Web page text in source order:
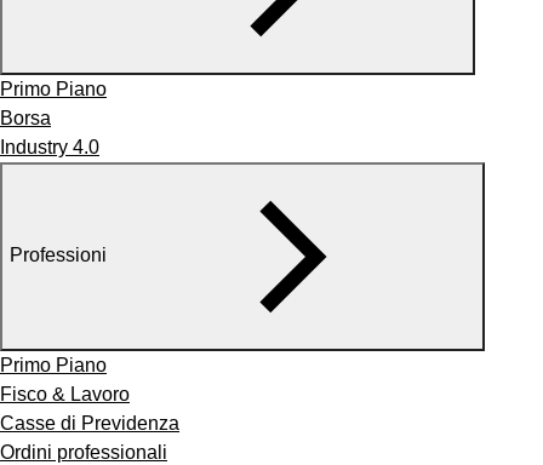
Primo Piano
Borsa
Industry 4.0
Professioni
Primo Piano
Fisco & Lavoro
Casse di Previdenza
Ordini professionali